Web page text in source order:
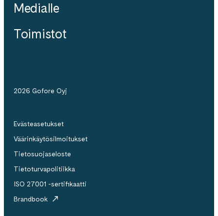
Medialle
Toimistot
2026 Gofore Oyj
Evästeasetukset
Väärinkäytösilmoitukset
Tietosuojaseloste
Tietoturvapolitiikka
ISO 27001 -sertifikaatti
Brandbook